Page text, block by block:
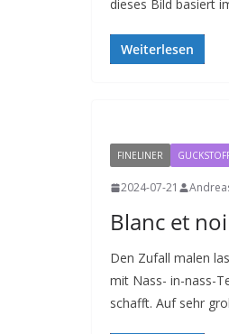
dieses Bild basiert
Weiterlesen
FINELINER
2024-07-21
Blanc et
Den Zufall malen
mit Nass- in-nass-
schafft. Auf sehr